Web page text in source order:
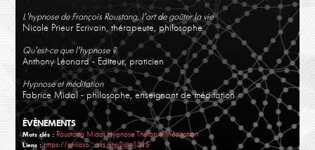
L'hypnose de François Roustang, l'art de goûter la vie
Nicole Prieur Ecrivain, thérapeute, philosophe
Qu'est-ce que l'hypnose ?
Anthony Léonard - Editeur, praticien
Hypnose et méditation
Fabrice Midal - philosophe, enseignant de méditation
ÉVÈNEMENTS
Mots clés : Roustang Midal Hypnose Thérapie Méditation
Liens :https://philoso…nts.php?id=1015